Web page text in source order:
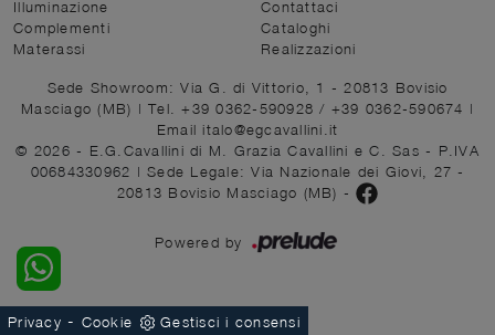
Illuminazione
Complementi
Materassi
Contattaci
Cataloghi
Realizzazioni
Sede Showroom: Via G. di Vittorio, 1 - 20813 Bovisio
Masciago (MB) | Tel. +39 0362-590928/ +39 0362-590674 |
Email italo@egcavallini.it
© 2026 - E.G.Cavallini di M. Grazia Cavallini e C. Sas - P.IVA
00684330962 | Sede Legale: Via Nazionale dei Giovi, 27 -
20813 Bovisio Masciago (MB) -
Powered by
Privacy - Cookie Gestisci i consensi